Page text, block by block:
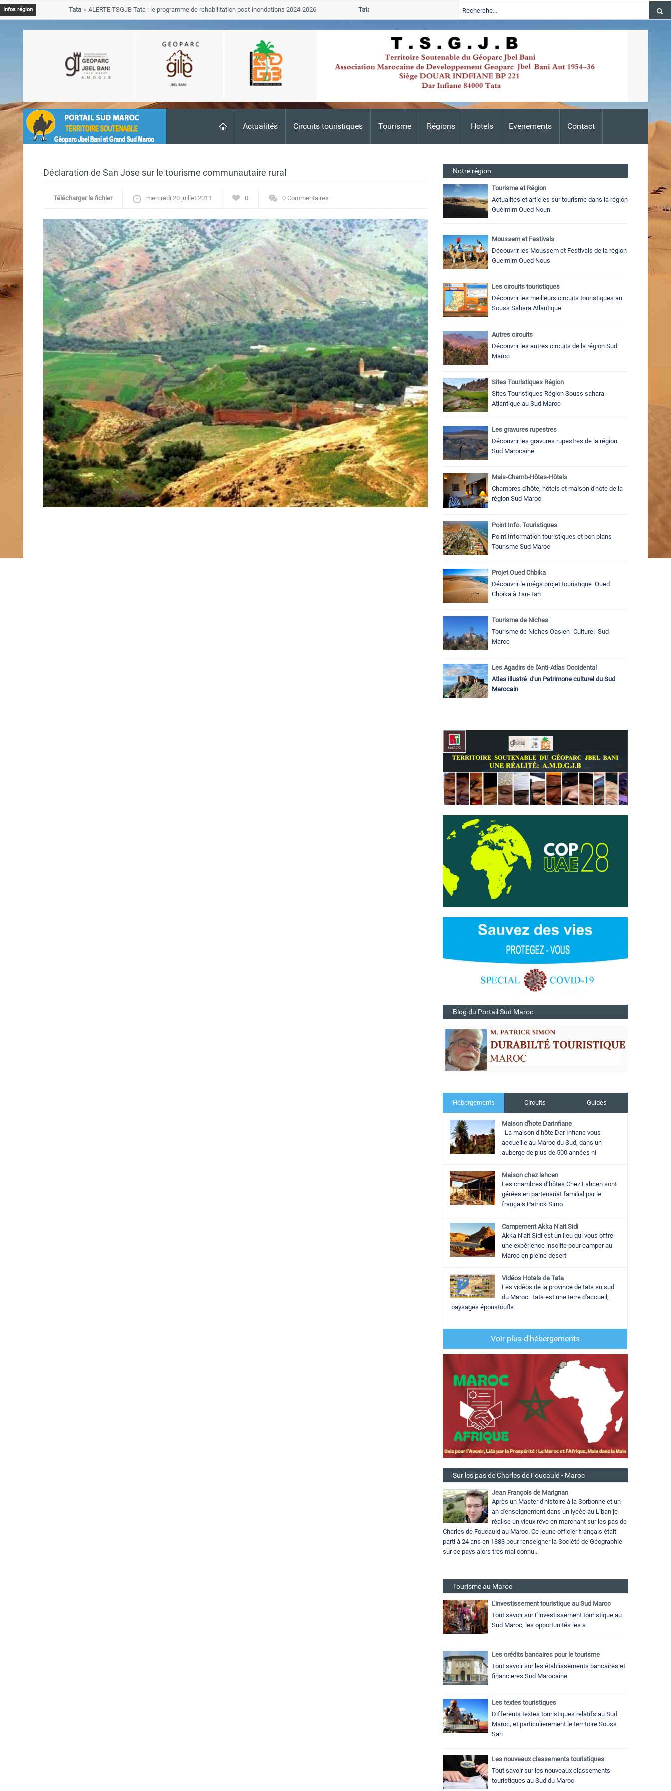
Actualités Circuits touristiques Tourisme Régions Hotels Evenements Contact
Infos région
ALERTE TSGJB Tata : le programme de rehabilitation post-inondations 2024-2026
progresse dans les zones sinistrees
ALERTE TSGJB Tata : l’ANDZOA lance une campagne de prevention des feux d’oasis a
Adis
Souss
mise a
Déclaration de San Jose sur le tourisme communautaire rural
Télécharger le fichier mercredi 20 juillet 2011 0 0 Commentaires
Notre région
Tourisme et Région
Actualités et articles sur tourisme dans la région
Guélmim Oued Noun.
Moussem et Festivals
Découvrir les Moussem et Festivals de la région
Guelmim Oued Nous
Les circuits touristiques
Découvrir les meilleurs circuits touristiques au
Souss Sahara Atlantique
Autres circuits
Découvrir les autres circuits de la région Sud
Maroc
Sites Touristiques Région
Sites Touristiques Région Souss sahara
Atlantique au Sud Maroc
Les gravures rupestres
Découvrir les gravures rupestres de la région
Sud Marocaine
Mais-Chamb-Hôtes-Hôtels
Chambres d'hôte, hôtels et maison d'hote de la
région Sud Maroc
Point Info. Touristiques
Point Information touristiques et bon plans
Tourisme Sud Maroc
Projet Oued Chbika
Découvrir le méga projet touristique Oued
Chbika à Tan-Tan
Tourisme de Niches
Tourisme de Niches Oasien- Culturel Sud
Maroc
Les Agadirs de l'Anti-Atlas Occidental
Atlas illustré d'un Patrimone culturel du Sud
Marocain
Blog du Portail Sud Maroc
Hébergements Circuits Guides
Maison d'hote Darinfiane
La maison d’hôte Dar Infiane vous
accueille au Maroc du Sud, dans un
auberge de plus de 500 années ni
Maison chez lahcen
Les chambres d’hôtes Chez Lahcen sont
gérées en partenariat familial par le
français Patrick Simo
Campement Akka N'ait Sidi
Akka N'ait Sidi est un lieu qui vous offre
une expérience insolite pour camper au
Maroc en pleine desert
Vidéos Hotels de Tata
Les vidéos de la province de tata au sud
du Maroc: Tata est une terre d'accueil,
paysages époustoufla
Voir plus d'hébergements
Sur les pas de Charles de Foucauld - Maroc
Jean François de Marignan
Après un Master d'histoire à la Sorbonne et un
an d'enseignement dans un lycée au Liban je
réalise un vieux rêve en marchant sur les pas de
Charles de Foucauld au Maroc. Ce jeune officier français était
parti à 24 ans en 1883 pour renseigner la Société de Géographie
sur ce pays alors très mal connu...
Tourisme au Maroc
L'investissement touristique au Sud Maroc
Tout savoir sur L'investissement touristique au
Sud Maroc, les opportunités les a
Les crédits bancaires pour le tourisme
Tout savoir sur les établissements bancaires et
financieres Sud Marocaine
Les textes touristiques
Differents textes touristiques relatifs au Sud
Maroc, et particulierement le territoire Souss
Sah
Les nouveaux classements touristiques
Tout savoir sur les nouveaux classements
touristiques au Sud du Maroc